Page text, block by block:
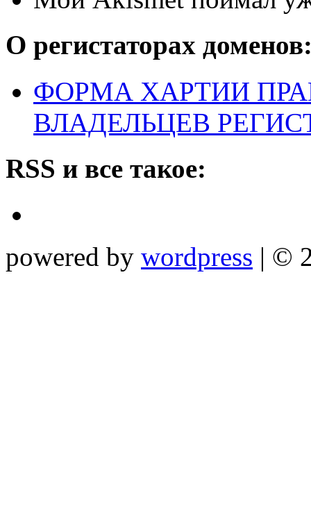
О регистаторах
ФОРМА ХАРТИИ
ВЛАДЕЛЬЦЕВ
RSS и все такое:
powered by wordpress | ©